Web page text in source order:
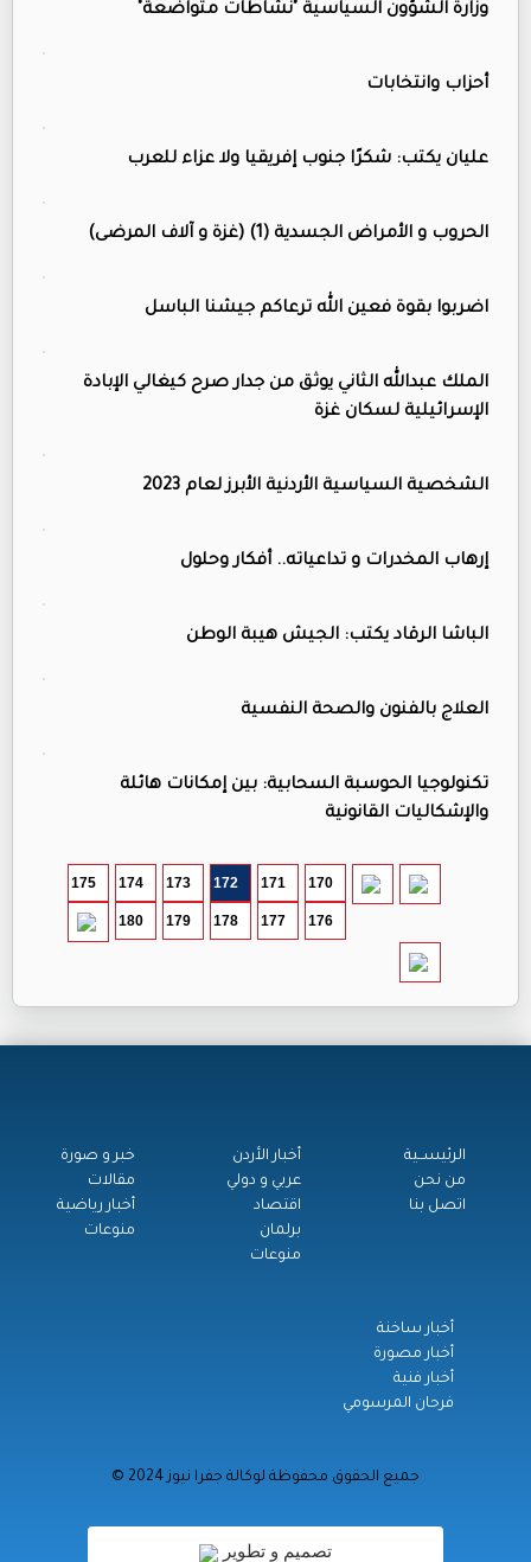
وزارة الشؤون السياسية "نشاطات متواضعة"
أحزاب وانتخابات
عليان يكتب: شكرًا جنوب إفريقيا ولا عزاء للعرب
الحروب و الأمراض الجسدية (1) (غزة و آلاف المرضى)
اضربوا بقوة فعين الله ترعاكم جيشنا الباسل
الملك عبدالله الثاني يوثق من جدار صرح كيغالي الإبادة
الإسرائيلية لسكان غزة
الشخصية السياسية الأردنية الأبرز لعام 2023
إرهاب المخدرات و تداعياته.. أفكار وحلول
الباشا الرقاد يكتب: الجيش هيبة الوطن
العلاج بالفنون والصحة النفسية
تكنولوجيا الحوسبة السحابية: بين إمكانات هائلة
والإشكاليات القانونية
170
171
172
173
174
175
176
177
178
179
180
الرئيســية
من نحن
اتصل بنا
أخبار الأردن
عربي و دولي
اقتصاد
برلمان
منوعات
خبر و صورة
مقالات
أخبار رياضية
منوعات
أخبار ساخنة
أخبار مصورة
أخبار فنية
فرحان المرسومي
© جميع الحقوق محفوظة لوكالة جفرا نيوز 2024
تصميم و تطوير